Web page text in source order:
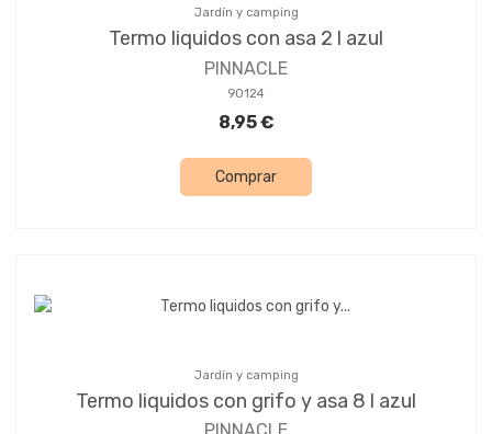
Jardín y camping
Termo liquidos con asa 2 l azul
PINNACLE
90124
8,95 €
Comprar
Jardín y camping
Termo liquidos con grifo y asa 8 l azul